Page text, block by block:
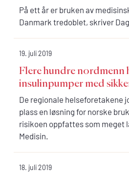
På ett år er bruken av
Danmark tredoblet, skriver
19. juli 2019
Flere hundre nordmenn
insulinpumper med
De regionale helseforetakene
plass en løsning for norske
risikoen oppfattes som meget
Medisin.
18. juli 2019